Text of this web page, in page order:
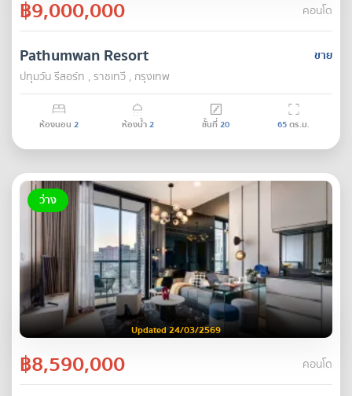
฿9,000,000 คอนโด
ขาย
Pathumwan Resort
ปทุมวัน รีสอร์ท , ราชเทวี , กรุงเทพ
ห้องนอน 2 ห้องน้ำ2 ชั้นที่20 65ตร.ม.
ว่าง
Updated 24/03/2569
฿8,590,000 คอนโด